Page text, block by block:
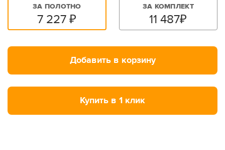
ЗА ПОЛОТНО
7 227 ₽
ЗА КОМПЛЕКТ
11 487₽
Добавить в корзину
Купить в 1 клик